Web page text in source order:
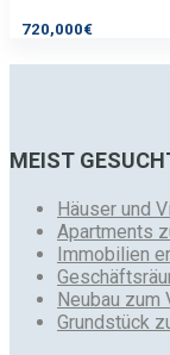
720,000€
MEIST
Häuser und
Apartments
Immobilien
Neubau zum
Grundstück